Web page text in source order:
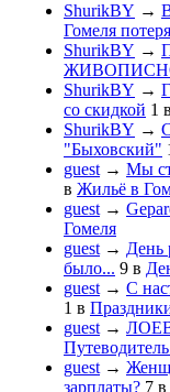
ShurikBY →
Гомеля
ShurikBY →
ShurikBY →
со скидкой 1 в
ShurikBY →
"Быховский"
guest → Мы
в Жильё в
guest →
Гомеля
guest → День
было... 9 в
guest → С
1 в
guest →
guest →
зарплаты? 7 в